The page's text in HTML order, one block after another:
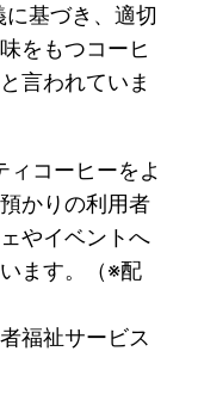
基づき、適切
をもつコーヒ
言われていま
ィコーヒーをよ
かりの利用者
やイベントへ
ます。（※配
福祉サービス